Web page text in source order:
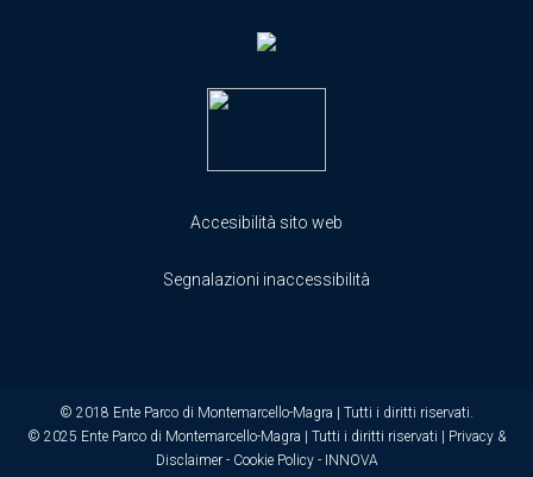
Accesibilità sito web
Segnalazioni inaccessibilità
© 2018 Ente Parco di Montemarcello-Magra | Tutti i diritti riservati.
© 2025 Ente Parco di Montemarcello-Magra | Tutti i diritti riservati | Privacy &
Disclaimer- Cookie Policy- INNOVA